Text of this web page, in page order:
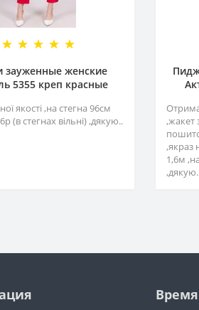
зауженные женские
5355 креп красные
якості ,на стегна 96см
(в стегнах вільні) ,дякую..
,жакет
,якраз
1,6м